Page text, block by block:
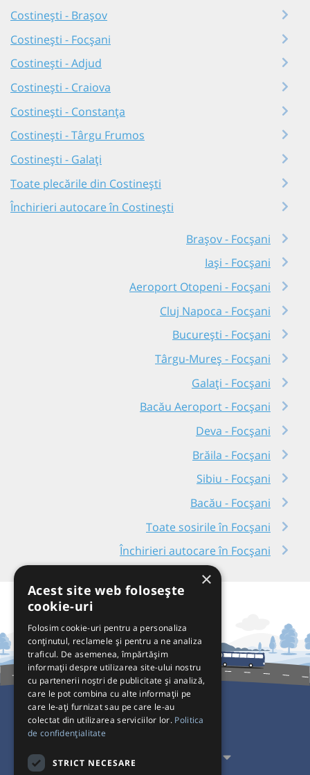
Costinești - Brașov
Costinești - Focșani
Costinești - Adjud
Costinești - Craiova
Costinești - Constanța
Costinești - Târgu Frumos
Costinești - Galați
Toate plecările din Costinești
Închirieri autocare în Costinești
Brașov - Focșani
Iași - Focșani
Aeroport Otopeni - Focșani
Cluj Napoca - Focșani
București - Focșani
Târgu-Mureș - Focșani
Galați - Focșani
Bacău Aeroport - Focșani
Deva - Focșani
Brăila - Focșani
Sibiu - Focșani
Bacău - Focșani
Toate sosirile în Focșani
Închirieri autocare în Focșani
Pentru Călători
Pentru Transportatori
×
Acest site web folosește
cookie-uri
Folosim cookie-uri pentru a personaliza
conținutul, reclamele și pentru a ne analiza
traficul. De asemenea, împărtășim
informații despre utilizarea site-ului nostru
cu partenerii noștri de publicitate și analiză,
care le pot combina cu alte informații pe
care le-ați furnizat sau pe care le-au
colectat din utilizarea serviciilor lor. Politica
de confidențialitate
STRICT NECESARE